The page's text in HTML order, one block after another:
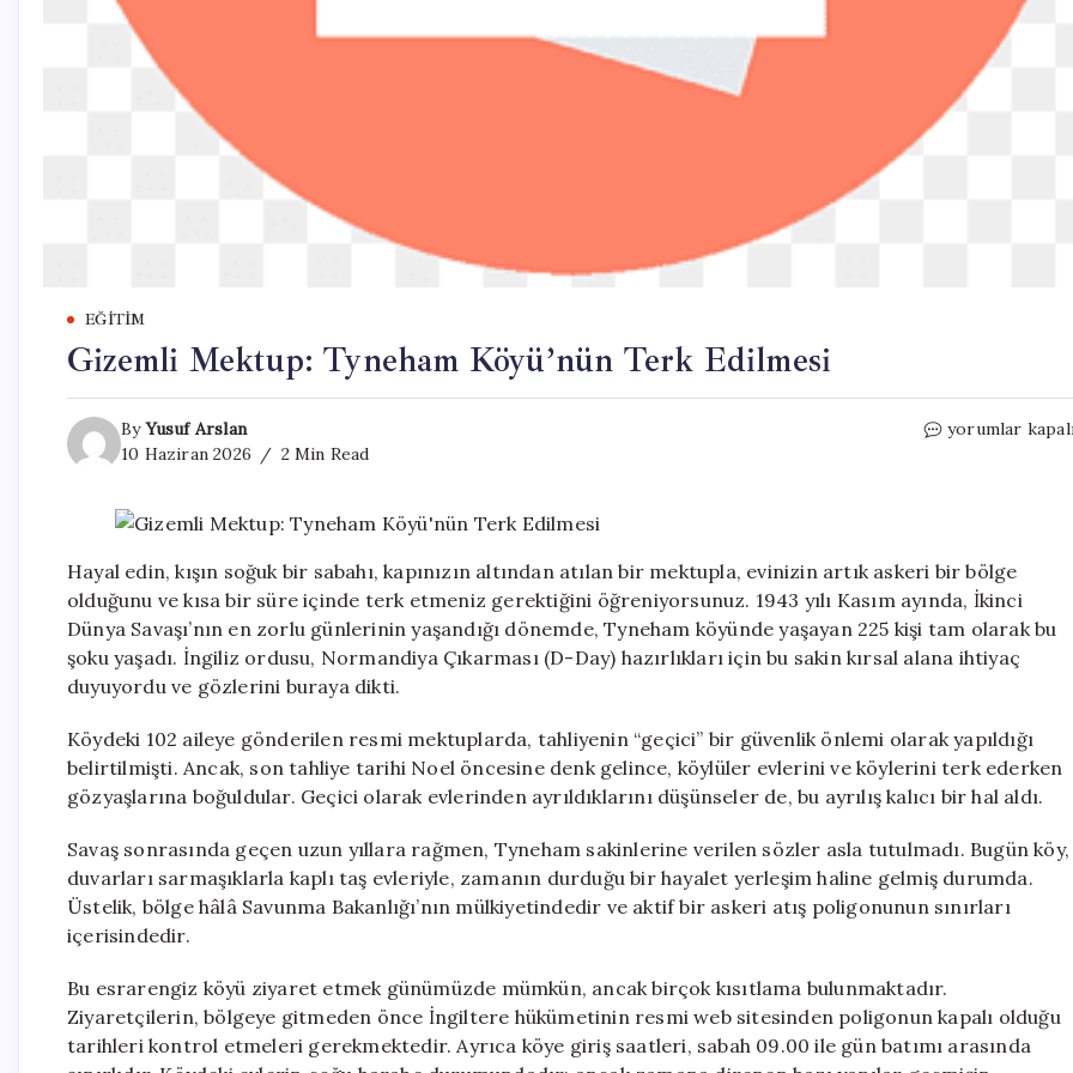
EĞITIM
Gizemli Mektup: Tyneham Köyü’nün Terk Edilmesi
ByYusuf Arslan
10 Haziran 2026
2 Min Read
Gizemli
için
yorumlar
Hayal edin, kışın soğuk bir sabahı, kapınızın altından atılan bir mektupla, evinizin artık askeri bir bölge
olduğunu ve kısa bir süre içinde terk etmeniz gerektiğini öğreniyorsunuz. 1943 yılı Kasım ayında, İkinci
Dünya Savaşı’nın en zorlu günlerinin yaşandığı dönemde, Tyneham köyünde yaşayan 225 kişi tam olarak bu
şoku yaşadı. İngiliz ordusu, Normandiya Çıkarması (D-Day) hazırlıkları için bu sakin kırsal alana ihtiyaç
duyuyordu ve gözlerini buraya dikti.
Köydeki 102 aileye gönderilen resmi mektuplarda, tahliyenin “geçici” bir güvenlik önlemi olarak yapıldığı
belirtilmişti. Ancak, son tahliye tarihi Noel öncesine denk gelince, köylüler evlerini ve köylerini terk ederken
gözyaşlarına boğuldular. Geçici olarak evlerinden ayrıldıklarını düşünseler de, bu ayrılış kalıcı bir hal aldı.
Savaş sonrasında geçen uzun yıllara rağmen, Tyneham sakinlerine verilen sözler asla tutulmadı. Bugün köy,
duvarları sarmaşıklarla kaplı taş evleriyle, zamanın durduğu bir hayalet yerleşim haline gelmiş durumda.
Üstelik, bölge hâlâ Savunma Bakanlığı’nın mülkiyetindedir ve aktif bir askeri atış poligonunun sınırları
içerisindedir.
Bu esrarengiz köyü ziyaret etmek günümüzde mümkün, ancak birçok kısıtlama bulunmaktadır.
Ziyaretçilerin, bölgeye gitmeden önce İngiltere hükümetinin resmi web sitesinden poligonun kapalı olduğu
tarihleri kontrol etmeleri gerekmektedir. Ayrıca köye giriş saatleri, sabah 09.00 ile gün batımı arasında